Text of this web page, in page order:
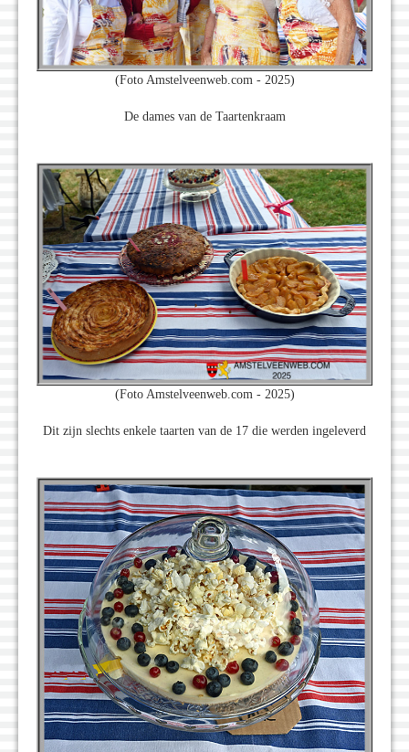
(Foto Amstelveenweb.com - 2025)
De dames van de Taartenkraam
(Foto Amstelveenweb.com - 2025)
Dit zijn slechts enkele taarten van de 17 die werden ingeleverd